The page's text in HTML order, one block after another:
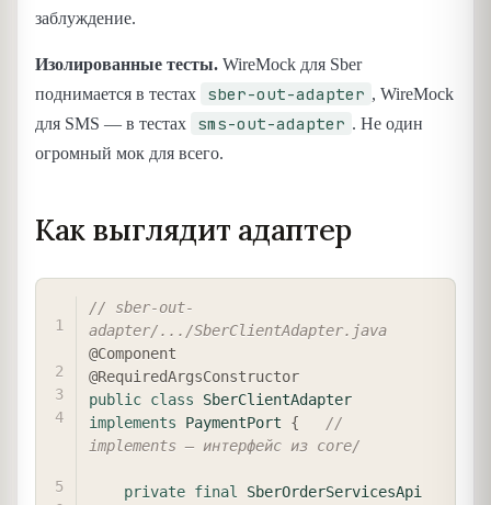
заблуждение.
Изолированные тесты. WireMock для Sber
поднимается в тестах
sber-out-adapter , WireMock
для SMS — в тестах
sms-out-adapter . Не один
огромный мок для всего.
Как выглядит адаптер
// sber-out-
adapter/.../SberClientAdapter.java
@Component
@RequiredArgsConstructor
public class
SberClientAdapter
implements
PaymentPort {
//
implements — интерфейс из core/
private final
SberOrderServicesApi